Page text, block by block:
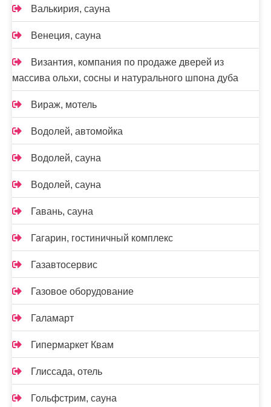
Валькирия, сауна
Венеция, сауна
Византия, компания по продаже дверей из
массива ольхи, сосны и натурального шпона дуба
Вираж, мотель
Водолей, автомойка
Водолей, сауна
Водолей, сауна
Гавань, сауна
Гагарин, гостиничный комплекс
Газавтосервис
Газовое оборудование
Галамарт
Гипермаркет Квам
Глиссада, отель
Гольфстрим, сауна